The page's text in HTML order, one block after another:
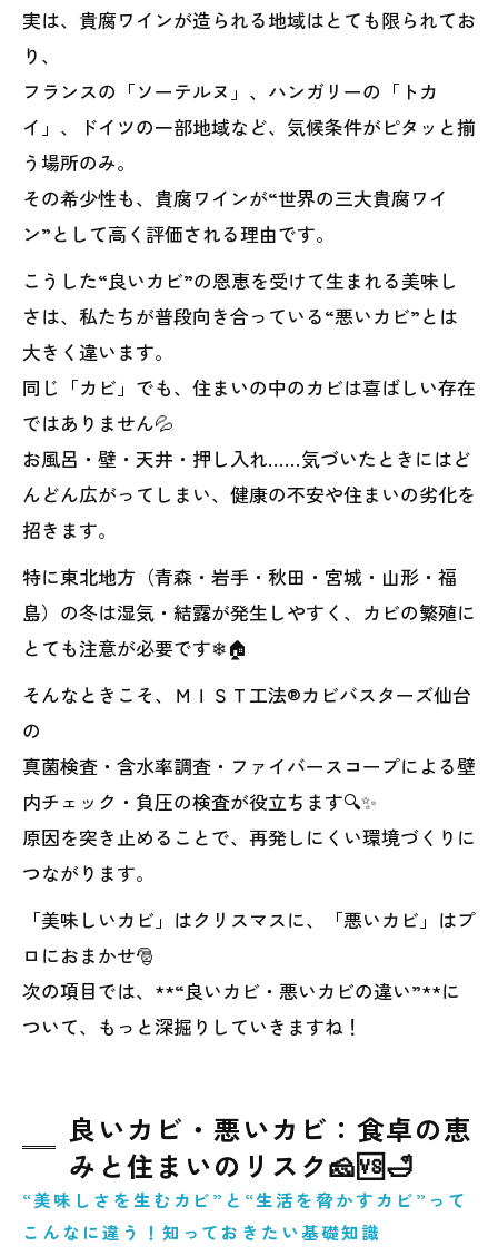
実は、貴腐ワインが造られる地域はとても限られてお
り、
フランスの「ソーテルヌ」、ハンガリーの「トカ
イ」、ドイツの一部地域など、気候条件がピタッと揃
う場所のみ。
その希少性も、貴腐ワインが“世界の三大貴腐ワイ
ン”として高く評価される理由です。
こうした“良いカビ”の恩恵を受けて生まれる美味し
さは、私たちが普段向き合っている“悪いカビ”とは
大きく違います。
同じ「カビ」でも、住まいの中のカビは喜ばしい存在
ではありません💦
お風呂・壁・天井・押し入れ……気づいたときにはど
んどん広がってしまい、健康の不安や住まいの劣化を
招きます。
特に東北地方（青森・岩手・秋田・宮城・山形・福
島）の冬は湿気・結露が発生しやすく、カビの繁殖に
とても注意が必要です❄🏠
そんなときこそ、ＭＩＳＴ工法®カビバスターズ仙台
の
真菌検査・含水率調査・ファイバースコープによる壁
内チェック・負圧の検査が役立ちます🔍✨
原因を突き止めることで、再発しにくい環境づくりに
つながります。
「美味しいカビ」はクリスマスに、「悪いカビ」はプ
ロにおまかせ🎅
次の項目では、**“良いカビ・悪いカビの違い”**に
ついて、もっと深掘りしていきますね！
良いカビ・悪いカビ：食卓の恵
みと住まいのリスク🧀🆚🛁
“美味しさを生むカビ”と“生活を脅かすカビ”って
こんなに違う！知っておきたい基礎知識